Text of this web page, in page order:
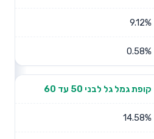
9.12%
0.58%
קופת גמל גל לבני 50 עד 60
14.58%